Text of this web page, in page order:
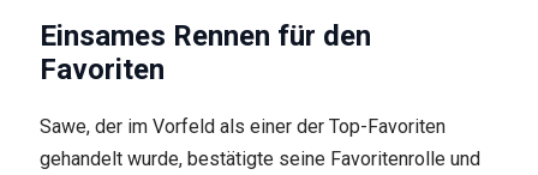
Einsames Rennen für den
Favoriten
Sawe, der im Vorfeld als einer der Top-Favoriten
gehandelt wurde, bestätigte seine Favoritenrolle und